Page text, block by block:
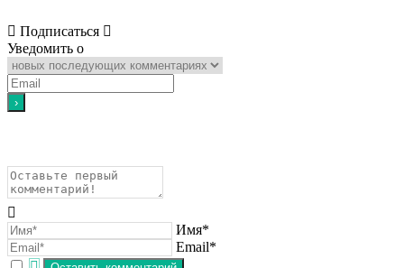
Подписаться
Уведомить о
Имя*
Email*